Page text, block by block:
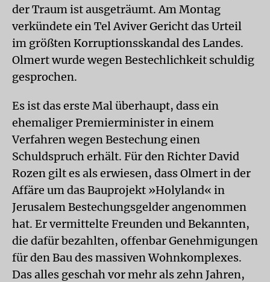
der Traum ist ausgeträumt. Am Montag
verkündete ein Tel Aviver Gericht das Urteil
im größten Korruptionsskandal des Landes.
Olmert wurde wegen Bestechlichkeit schuldig
gesprochen.
Es ist das erste Mal überhaupt, dass ein
ehemaliger Premierminister in einem
Verfahren wegen Bestechung einen
Schuldspruch erhält. Für den Richter David
Rozen gilt es als erwiesen, dass Olmert in der
Affäre um das Bauprojekt »Holyland« in
Jerusalem Bestechungsgelder angenommen
hat. Er vermittelte Freunden und Bekannten,
die dafür bezahlten, offenbar Genehmigungen
für den Bau des massiven Wohnkomplexes.
Das alles geschah vor mehr als zehn Jahren,